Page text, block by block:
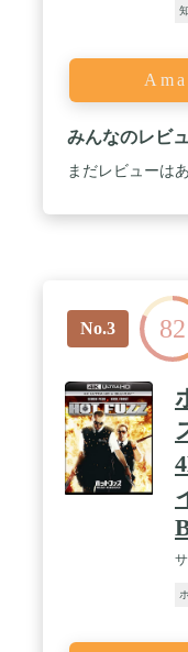
みんなのレビ
まだレビューは
No.3 82